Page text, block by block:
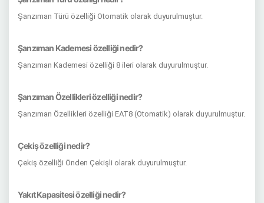
Şanzıman Türü özelliği Otomatik olarak duyurulmuştur.
Şanzıman Kademesi özelliği nedir?
Şanzıman Kademesi özelliği 8 ileri olarak duyurulmuştur.
Şanzıman Özellikleri özelliği nedir?
Şanzıman Özellikleri özelliği EAT8 (Otomatik) olarak duyurulmuştur.
Çekiş özelliği nedir?
Çekiş özelliği Önden Çekişli olarak duyurulmuştur.
Yakıt Kapasitesi özelliği nedir?